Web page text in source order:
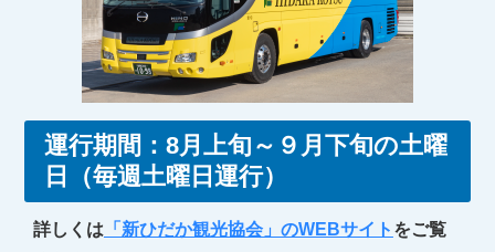
運行期間：8月上旬～９月下旬の土曜
日（毎週土曜日運行）
詳しくは 「新ひだか観光協会」のWEBサイト をご覧